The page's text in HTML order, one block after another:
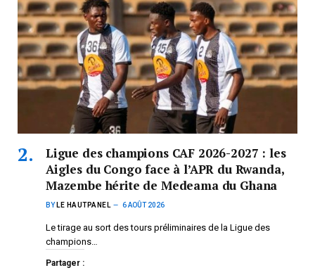
Ligue des champions CAF 2026-2027 : les
Aigles du Congo face à l’APR du Rwanda,
Mazembe hérite de Medeama du Ghana
BY LE HAUTPANEL 6 AOÛT 2026
Le tirage au sort des tours préliminaires de la Ligue des
champions…
Partager :